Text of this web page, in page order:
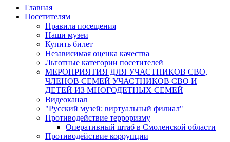
Главная
Посетителям
Правила посещения
Наши музеи
Купить билет
Независимая оценка качества
Льготные категории посетителей
МЕРОПРИЯТИЯ ДЛЯ УЧАСТНИКОВ СВО,
ЧЛЕНОВ СЕМЕЙ УЧАСТНИКОВ СВО И
ДЕТЕЙ ИЗ МНОГОДЕТНЫХ СЕМЕЙ
Видеоканал
"Русский музей: виртуальный филиал"
Противодействие терроризму
Оперативный штаб в Смоленской области
Противодействие коррупции